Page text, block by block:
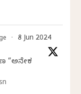
· 8 Jun 2024
“ಅನೇಕ